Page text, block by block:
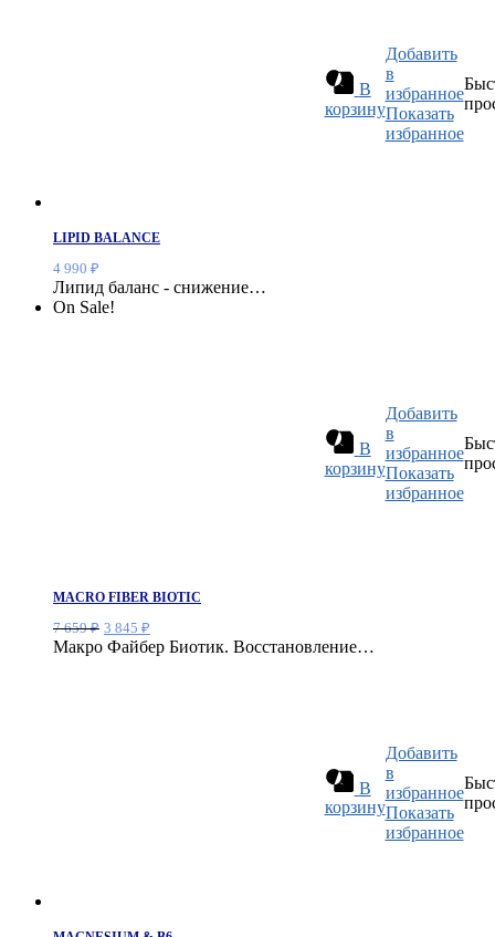
В
корзину
Добавить
в
избранное
Показать
избранное
LIPID BALANCE
4 990 ₽
Липид баланс - снижение…
On Sale!
В
корзину
Добавить
в
избранное
Показать
избранное
MACRO FIBER BIOTIC
7 659₽ Первоначальная
цена
3 845 ₽
цена:
Макро Файбер Биотик. Восстановление…
В
корзину
Добавить
в
избранное
Показать
избранное